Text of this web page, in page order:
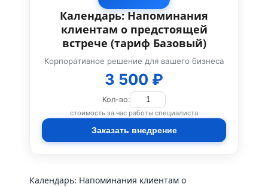
Календарь: Напоминания
клиентам о предстоящей
встрече (тариф Базовый)
Корпоративное решение для вашего бизнеса
3 500 ₽
Кол-во:
стоимость за час работы специалиста
Заказать внедрение
Календарь: Напоминания клиентам о